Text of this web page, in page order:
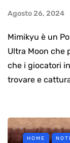
Agosto 26, 2024
Mimikyu è un
Ultra Moon che
che i giocatori
trovare e
HOME